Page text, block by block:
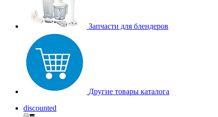
Запчасти для блендеров
Другие товары каталога
discounted